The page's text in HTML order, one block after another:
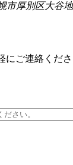
市厚別区大谷
にご連絡くださ